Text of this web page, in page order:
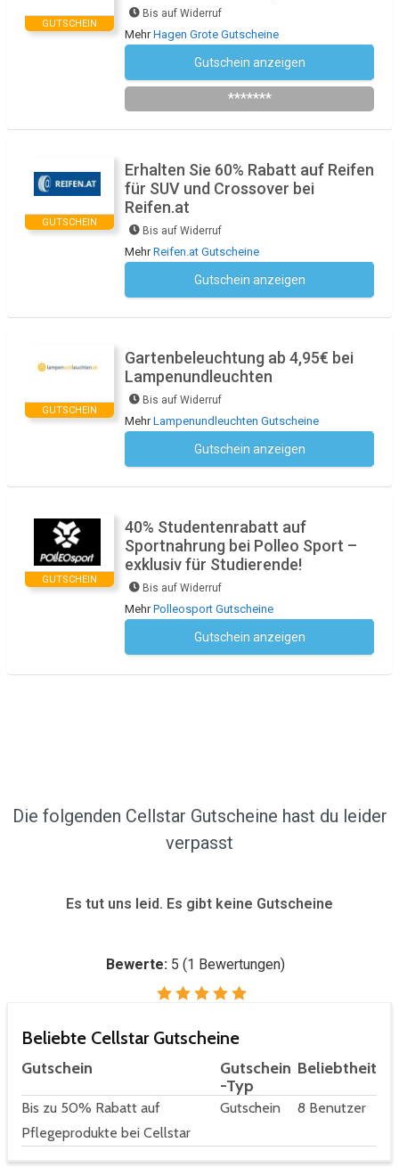
GUTSCHEIN
Bis auf Widerruf
MehrHagen Grote Gutscheine
Gutschein anzeigen
*******
GUTSCHEIN
Erhalten Sie 60% Rabatt auf Reifen
für SUV und Crossover bei
Reifen.at
Bis auf Widerruf
MehrReifen.at Gutscheine
Gutschein anzeigen
GUTSCHEIN
Gartenbeleuchtung ab 4,95€ bei
Lampenundleuchten
Bis auf Widerruf
MehrLampenundleuchten Gutscheine
Gutschein anzeigen
GUTSCHEIN
40% Studentenrabatt auf
Sportnahrung bei Polleo Sport –
exklusiv für Studierende!
Bis auf Widerruf
MehrPolleosport Gutscheine
Gutschein anzeigen
Die folgenden Cellstar Gutscheine hast du leider
verpasst
Es tut uns leid. Es gibt keine Gutscheine
Bewerte: 5 (1 Bewertungen)
Beliebte Cellstar Gutscheine
Gutschein
Gutschein
-Typ
Beliebtheit
Bis zu 50% Rabatt auf
Pflegeprodukte bei Cellstar
Gutschein 8 Benutzer